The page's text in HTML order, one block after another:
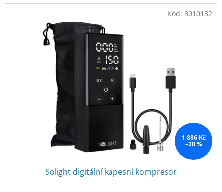
1 886 Kč
–20 %
Solight digitální kapesní kompresor
Kód: 3010132